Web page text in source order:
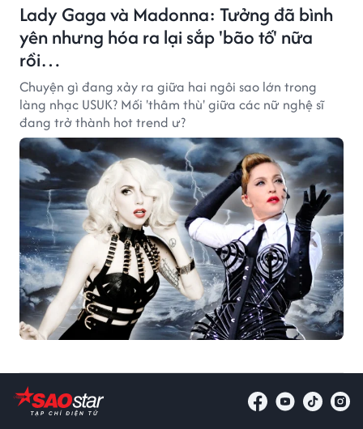
Lady Gaga và Madonna: Tưởng đã bình
yên nhưng hóa ra lại sắp 'bão tố' nữa
rồi…
Chuyện gì đang xảy ra giữa hai ngôi sao lớn trong
làng nhạc USUK? Mối 'thâm thù' giữa các nữ nghệ sĩ
đang trở thành hot trend ư?